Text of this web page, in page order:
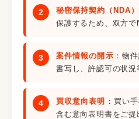
秘密保持契約（NDA
保護するため、双方で
案件情報の開示 ：物
書写し、許認可の状況
買収意向表明 ：買い
含む意向表明書をご提